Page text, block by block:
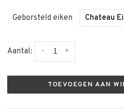
Geborsteld eiken Chateau
Aantal: +
-
TOEVOEGEN AAN